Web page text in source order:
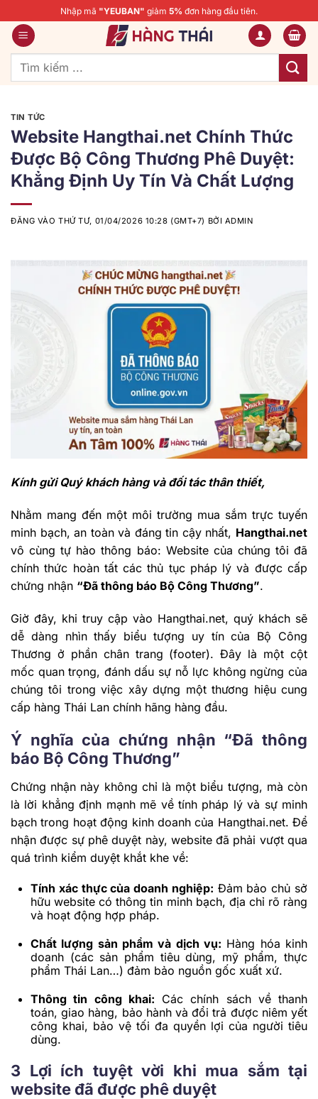
qua
nội
dung
Nhập mã "YEUBAN" giảm 5% đơn hàng đầu tiên.
Tìm
TIN TỨC
Website Hangthai.net Chính Thức
Được Bộ Công Thương Phê Duyệt:
Khẳng Định Uy Tín Và Chất Lượng
ĐĂNG VÀOTHỨ TƯ, 01/04/2026 10:28 (GMT+7) BỞI ADMIN
Kính gửi Quý khách hàng và đối tác thân thiết,
Nhằm mang đến một môi trường mua sắm trực tuyến
minh bạch, an toàn và đáng tin cậy nhất, Hangthai.net
vô cùng tự hào thông báo: Website của chúng tôi đã
chính thức hoàn tất các thủ tục pháp lý và được cấp
chứng nhận “Đã thông báo Bộ Công Thương”.
Giờ đây, khi truy cập vào Hangthai.net, quý khách sẽ
dễ dàng nhìn thấy biểu tượng uy tín của Bộ Công
Thương ở phần chân trang (footer). Đây là một cột
mốc quan trọng, đánh dấu sự nỗ lực không ngừng của
chúng tôi trong việc xây dựng một thương hiệu cung
cấp hàng Thái Lan chính hãng hàng đầu.
Ý nghĩa của chứng nhận “Đã thông
báo Bộ Công Thương”
Chứng nhận này không chỉ là một biểu tượng, mà còn
là lời khẳng định mạnh mẽ về tính pháp lý và sự minh
bạch trong hoạt động kinh doanh của Hangthai.net. Để
nhận được sự phê duyệt này, website đã phải vượt qua
quá trình kiểm duyệt khắt khe về:
Tính xác thực của doanh nghiệp: Đảm bảo chủ sở
hữu website có thông tin minh bạch, địa chỉ rõ ràng
và hoạt động hợp pháp.
Chất lượng sản phẩm và dịch vụ: Hàng hóa kinh
doanh (các sản phẩm tiêu dùng, mỹ phẩm, thực
phẩm Thái Lan…) đảm bảo nguồn gốc xuất xứ.
Thông tin công khai: Các chính sách về thanh
toán, giao hàng, bảo hành và đổi trả được niêm yết
công khai, bảo vệ tối đa quyền lợi của người tiêu
dùng.
3 Lợi ích tuyệt vời khi mua sắm tại
website đã được phê duyệt